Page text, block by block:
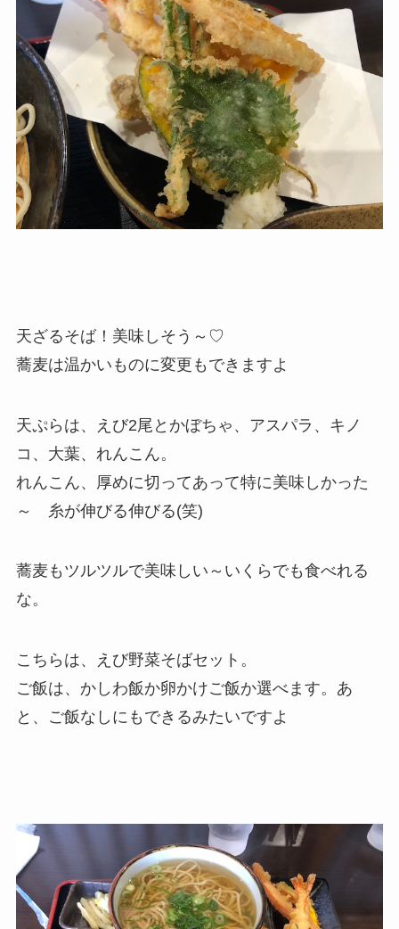
天ざるそば！美味しそう～♡
蕎麦は温かいものに変更もできますよ
天ぷらは、えび2尾とかぼちゃ、アスパラ、キノ
コ、大葉、れんこん。
れんこん、厚めに切ってあって特に美味しかった
～ 糸が伸びる伸びる(笑)
蕎麦もツルツルで美味しい～いくらでも食べれる
な。
こちらは、えび野菜そばセット。
ご飯は、かしわ飯か卵かけご飯か選べます。あ
と、ご飯なしにもできるみたいですよ